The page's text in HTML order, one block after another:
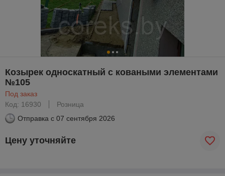
Козырек односкатный с коваными элементами
№105
Под заказ
Код: 16930
Розница
Отправка с 07 сентября 2026
Цену уточняйте